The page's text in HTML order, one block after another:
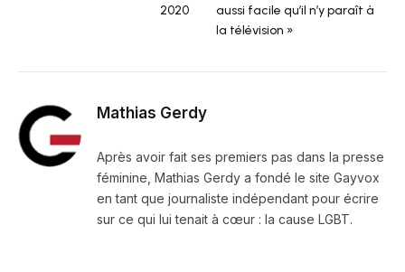
2020
aussi facile qu’il n’y paraît à
la télévision »
Mathias Gerdy
Après avoir fait ses premiers pas dans la presse
féminine, Mathias Gerdy a fondé le site Gayvox
en tant que journaliste indépendant pour écrire
sur ce qui lui tenait à cœur : la cause LGBT.